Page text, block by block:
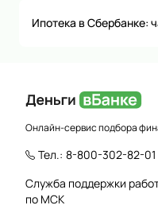
Ипотека в Сбербанке:
Онлайн-сервис подбора
Тел.: 8-800-302-82-01
Служба поддержки
по МСК